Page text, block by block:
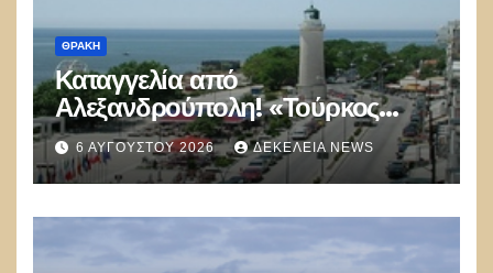
ΘΡΆΚΗ
Καταγγελία από
Αλεξανδρούπολη! «Τούρκος
αστυνομικός επέδειξε ταυτότητα
και έκανε υποδείξεις σε Έλληνα
πολίτη»
6 ΑΥΓΟΎΣΤΟΥ 2026 ΔΕΚΈΛΕΙΑ NEWS